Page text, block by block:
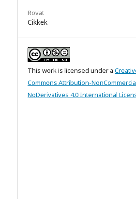
Rovat
Cikkek
This work is licensed under a
Commons Attribution-
NoDerivatives 4.0 International